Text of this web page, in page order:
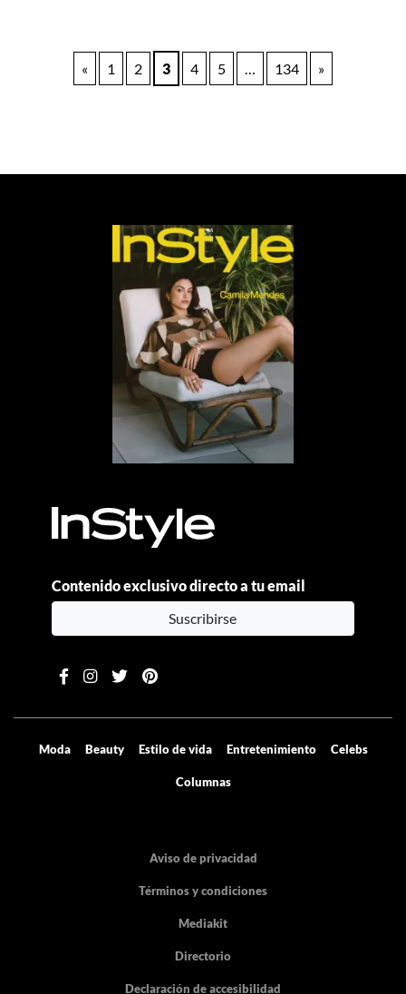
Paginación
« 1 2 3 4 5 … 134 »
Contenido exclusivo directo a tu email
Suscribirse
Moda Beauty Estilo de vida Entretenimiento Celebs
Columnas
Aviso de privacidad
Términos y condiciones
Mediakit
Directorio
Declaración de accesibilidad